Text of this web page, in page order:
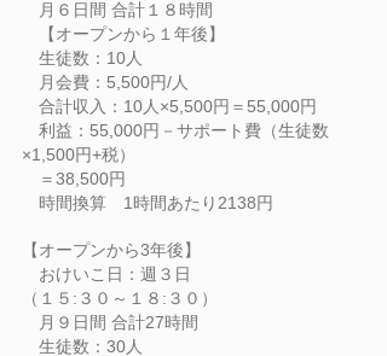
月６日間 合計１８時間
【オープンから１年後】
生徒数：10人
月会費：5,500円/人
合計収入：10人×5,500円＝55,000円
利益：55,000円－サポート費（生徒数
×1,500円+税）
＝38,500円
時間換算 1時間あたり2138円
【オープンから3年後】
おけいこ日：週３日
（１５:３０～１８:３０）
月９日間 合計27時間
生徒数：30人